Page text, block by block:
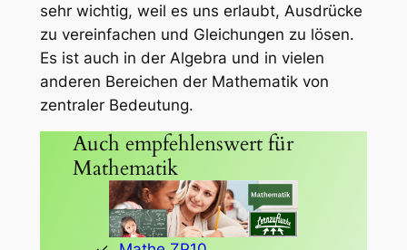
sehr wichtig, weil es uns erlaubt, Ausdrücke
zu vereinfachen und Gleichungen zu lösen.
Es ist auch in der Algebra und in vielen
anderen Bereichen der Mathematik von
zentraler Bedeutung.
Auch empfehlenswert für
Mathematik